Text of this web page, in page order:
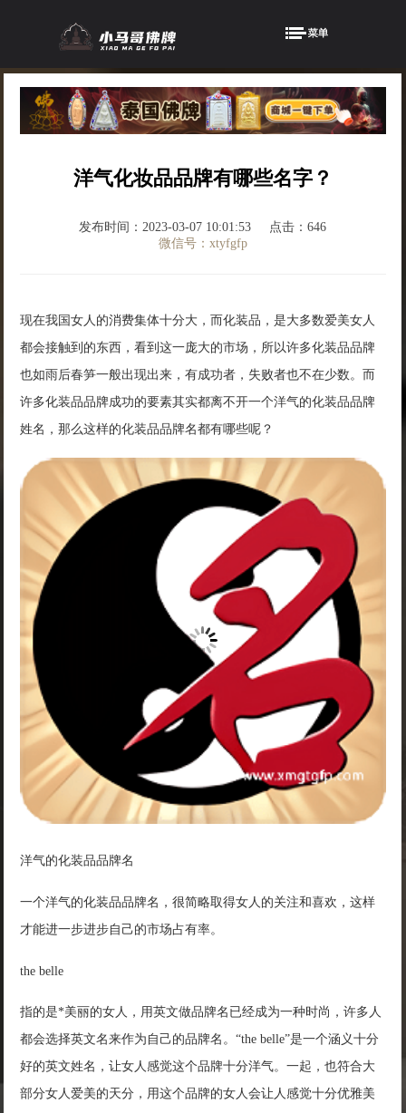
洋气化妆品品牌有哪些名字？
发布时间：2023-03-07 10:01:53
点击：646
微信号：xtyfgfp
现在我国女人的消费集体十分大，而化装品，是大多数爱美女人
都会接触到的东西，看到这一庞大的市场，所以许多化装品品牌
也如雨后春笋一般出现出来，有成功者，失败者也不在少数。而
许多化装品品牌成功的要素其实都离不开一个洋气的化装品品牌
姓名，那么这样的化装品品牌名都有哪些呢？
洋气的化装品品牌名
一个洋气的化装品品牌名，很简略取得女人的关注和喜欢，这样
才能进一步进步自己的市场占有率。
the belle
指的是*美丽的女人，用英文做品牌名已经成为一种时尚，许多人
都会选择英文名来作为自己的品牌名。“the belle”是一个涵义十分
好的英文姓名，让女人感觉这个品牌十分洋气。一起，也符合大
部分女人爱美的天分，用这个品牌的女人会让人感觉十分优雅美